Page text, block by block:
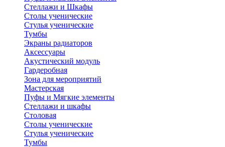
Стеллажи и Шкафы
Столы ученические
Стулья ученические
Тумбы
Экраны радиаторов
Аксессуары
Акустический модуль
Гардеробная
Зона для мероприятий
Мастерская
Пуфы и Мягкие элементы
Стеллажи и шкафы
Столовая
Столы ученические
Стулья ученические
Тумбы